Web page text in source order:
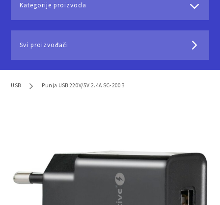
Kategorije proizvoda
Svi proizvođači
USB Punja USB 220V/5V 2.4A SC-200B